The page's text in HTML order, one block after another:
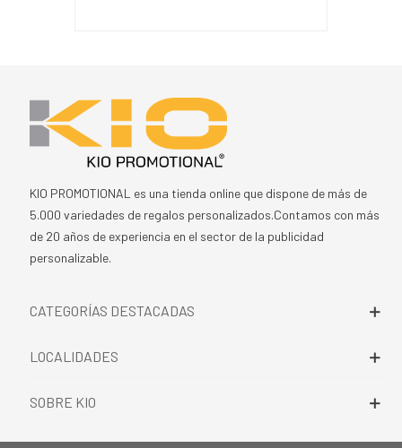
KIO PROMOTIONAL es una tienda online que dispone de más de
5.000 variedades de regalos personalizados.Contamos con más
de 20 años de experiencia en el sector de la publicidad
personalizable.
CATEGORÍAS DESTACADAS
LOCALIDADES
SOBRE KIO